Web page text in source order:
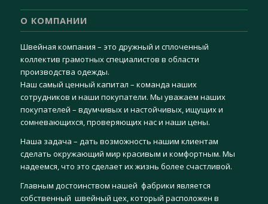
О КОМПАНИИ
Швейная компания – это дружный и сплоченный
коллектив грамотных специалистов в области
производства одежды.
Наш самый ценный капитал – команда наших
сотрудников и наши покупатели. Мы уважаем наших
покупателей – вдумчивых и настойчивых, ищущих и
сомневающихся, проверяющих нас и наши цены.
Наша задача – дать возможность нашим клиентам
сделать окружающий мир красивым и комфортным. Мы
надеемся, что это сделает их жизнь более счастливой.
Главным достоинством нашей фабрики является
собственный швейный цех, который расположен в